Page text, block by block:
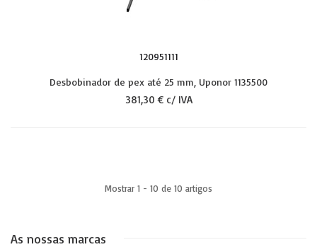
120951111
Desbobinador de pex até 25 mm, Uponor 1135500
381,30 € c/ IVA
Mostrar 1 - 10 de 10 artigos
As nossas marcas